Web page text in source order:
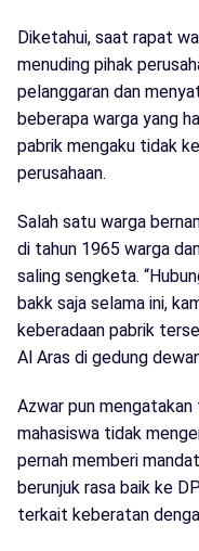
Diketahui, saat rapat
menuding pihak
pelanggaran dan
beberapa warga yang
pabrik mengaku tidak
perusahaan.
Salah satu warga
di tahun 1965 warga
saling sengketa.
bakk saja selama ini,
keberadaan pabrik
Al Aras di gedung
Azwar pun
mahasiswa tidak
pernah memberi
berunjuk rasa baik ke
terkait keberatan